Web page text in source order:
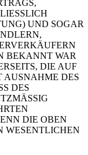
UND SOGAR
BEKANNT WAR
DIE AUF
AUSNAHME DES
DES
DIE OBEN
WESENTLICHEN